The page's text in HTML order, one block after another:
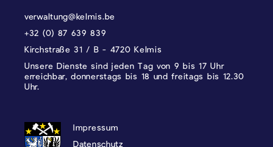
verwaltung@kelmis.be
+32 (0) 87 639 839
Kirchstraße 31 / B - 4720 Kelmis
Unsere Dienste sind jeden Tag von 9 bis 17 Uhr
erreichbar, donnerstags bis 18 und freitags bis 12.30
Uhr.
DATENSCHUTZ, IMPRESSUM UND
Impressum
Datenschutz